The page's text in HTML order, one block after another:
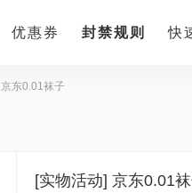
优惠券 封禁规则 快
京东0.01袜子
[实物活动] 京东0.01